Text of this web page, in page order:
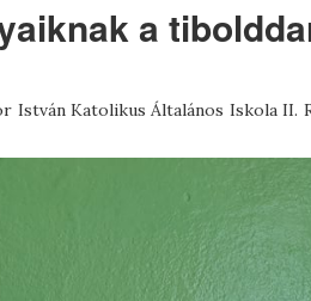
a
István Katolikus Általános Iskola II.